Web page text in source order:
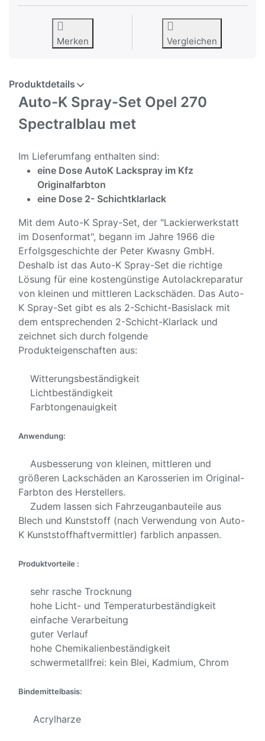
Merken Vergleichen
Produktdetails
Auto-K Spray-Set Opel 270
Spectralblau met
Im Lieferumfang enthalten sind:
eine Dose AutoK Lackspray im Kfz
Originalfarbton
eine Dose 2- Schichtklarlack
Mit dem Auto-K Spray-Set, der "Lackierwerkstatt
im Dosenformat", begann im Jahre 1966 die
Erfolgsgeschichte der Peter Kwasny GmbH.
Deshalb ist das Auto-K Spray-Set die richtige
Lösung für eine kostengünstige Autolackreparatur
von kleinen und mittleren Lackschäden. Das Auto-
K Spray-Set gibt es als 2-Schicht-Basislack mit
dem entsprechenden 2-Schicht-Klarlack und
zeichnet sich durch folgende
Produkteigenschaften aus:
Witterungsbeständigkeit
Lichtbeständigkeit
Farbtongenauigkeit
Anwendung:
Ausbesserung von kleinen, mittleren und
größeren Lackschäden an Karosserien im Original-
Farbton des Herstellers.
Zudem lassen sich Fahrzeuganbauteile aus
Blech und Kunststoff (nach Verwendung von Auto-
K Kunststoffhaftvermittler) farblich anpassen.
Produktvorteile :
sehr rasche Trocknung
hohe Licht- und Temperaturbeständigkeit
einfache Verarbeitung
guter Verlauf
hohe Chemikalienbeständigkeit
schwermetallfrei: kein Blei, Kadmium, Chrom
Bindemittelbasis:
Acrylharze